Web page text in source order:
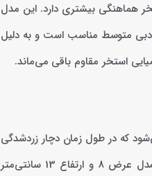
هماهنگی بیشتری دارد. این مدل
ویلایی با دبی متوسط مناسب است و به دلیل
استخر مقاوم باقی می‌ماند.
که در طول زمان دچار زردشدگی
یا پوسته‌پوسته‌شدن نمی‌شود، ویژگی‌ای که در گاترهای رنگ روشن اهمیت بیشتری دارد. ابعاد این مدل عرض 8 و ارتفاع 13 سانتی‌متر